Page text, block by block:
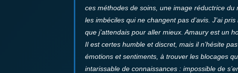
ces méthodes de soins, une image réductrice du
les imbéciles qui ne changent pas d’avis. J’ai pris
que j’attendais pour aller mieux. Amaury est un
Il est certes humble et discret, mais il n’hésite
émotions et sentiments, à trouver les blocages
intarissable de connaissances : impossible de